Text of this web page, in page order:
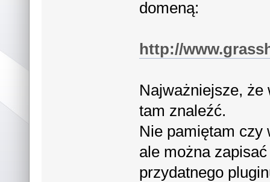
domeną:
http://
Najważniejsze, że
tam znaleźć.
Nie pamiętam czy
ale można
przydatnego